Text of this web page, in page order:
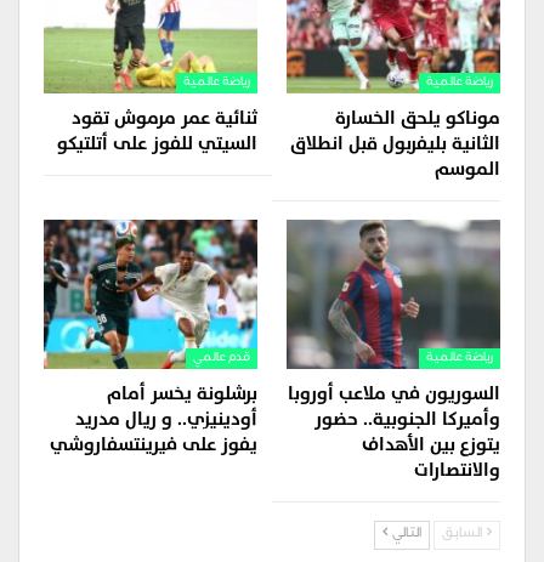
رياضة عالمية
موناكو يلحق الخسارة
الثانية بليفربول قبل انطلاق
الموسم
رياضة عالمية
ثنائية عمر مرموش تقود
السيتي للفوز على أتلتيكو
رياضة عالمية
السوريون في ملاعب أوروبا
وأميركا الجنوبية.. حضور
يتوزع بين الأهداف
والانتصارات
قدم عالمي
برشلونة يخسر أمام
أودينيزي.. و ريال مدريد
يفوز على فيرينتسفاروشي
السابق التالي